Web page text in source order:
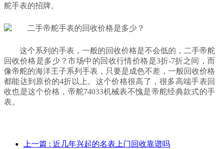
舵手表的招牌。
这个系列的手表，一般的回收价格是不会低的，二手帝舵
回收价格是多少？市场中的回收行情价格是3折-7折之间，而
像帝舵的海洋王子系列手表，只要是成色不差，一般回收价格
都能达到原价的4折以上。这个价格很高了，很多高端手表回
收也是这个价格，帝舵74033机械表不愧是帝舵经典款式的手
表。
上一篇 : 近几年兴起的名表上门回收靠谱吗